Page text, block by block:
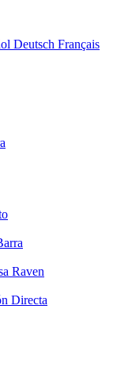
Deutsch Français
Raven
Directa